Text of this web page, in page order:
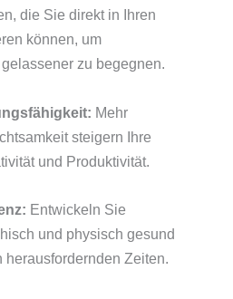
die Sie direkt in Ihren
können, um
zu begegnen.
Mehr
steigern Ihre
und Produktivität.
Entwickeln Sie
und physisch gesund
herausfordernden Zeiten.